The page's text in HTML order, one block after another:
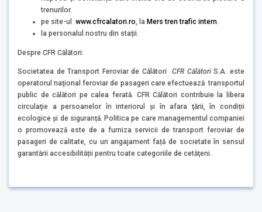
trenurilor.
pe site-ul www.cfrcalatori.ro , la Mers tren trafic intern
la personalul nostru din staţii.
Despre CFR Călători:
Societatea de Transport Feroviar de CălătoriCFR CălătoriS.A. este
operatorul naţional feroviar de pasageri care efectuează transportul
public de călători pe calea ferată. CFR Călători contribuie la libera
circulaţie a persoanelor în interiorul şi în afara ţării, în condiții
ecologice și de siguranță. Politica pe care managementul companiei
o promovează este de a furniza servicii de transport feroviar de
pasageri de calitate, cu un angajament față de societate în sensul
garantării accesibilității pentru toate categoriile de cetăţeni.